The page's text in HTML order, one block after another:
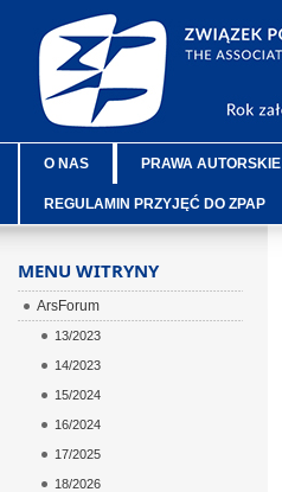
O NAS PRAWA AUTORSKIE
REGULAMIN PRZYJĘĆ DO ZPAP
MENU WITRYNY
ArsForum
13/2023
14/2023
15/2024
16/2024
17/2025
18/2026